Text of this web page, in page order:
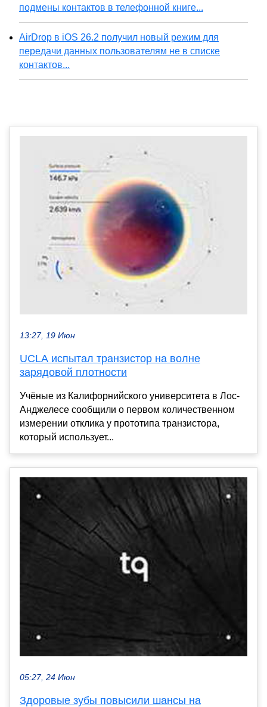
подмены контактов в телефонной книге...
AirDrop в iOS 26.2 получил новый режим для
передачи данных пользователям не в списке
контактов...
13:27, 19 Июн
UCLA испытал транзистор на волне
зарядовой плотности
Учёные из Калифорнийского университета в Лос-
Анджелесе сообщили о первом количественном
измерении отклика у прототипа транзистора,
который использует...
05:27, 24 Июн
Здоровые зубы повысили шансы на